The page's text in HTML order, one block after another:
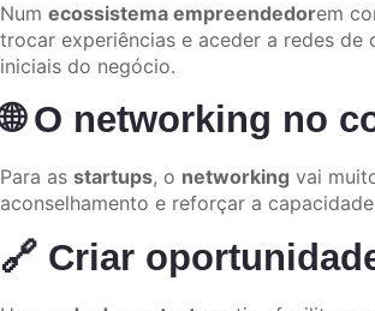
Num ecossistema empreendedorem
trocar experiências e aceder a redes de
iniciais do negócio.
🌐 O networking no
Para as startups, o networking vai
aconselhamento e reforçar a
🔗 Criar